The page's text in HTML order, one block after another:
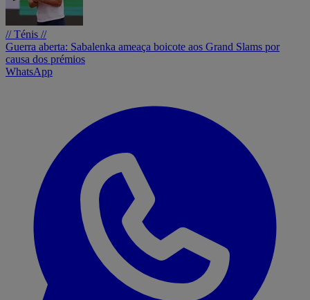
// Ténis //
Guerra aberta: Sabalenka ameaça boicote aos Grand Slams por
causa dos prémios
WhatsApp